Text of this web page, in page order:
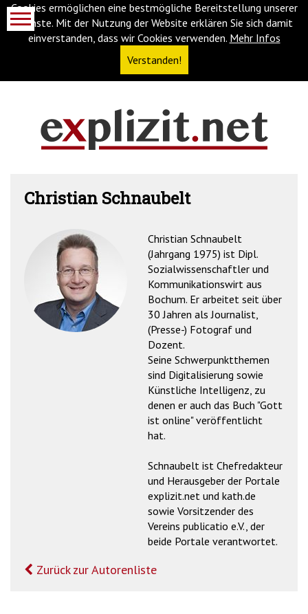
Cookies ermöglichen eine bestmögliche Bereitstellung unserer
Dienste. Mit der Nutzung der Website erklären Sie sich damit
einverstanden, dass wir Cookies verwenden. Mehr Infos
Verstanden!
Zur
(Accesskey
Christian Schnaubelt
Christian Schnaubelt
(Jahrgang 1975) ist Dipl.
Sozialwissenschaftler und
Kommunikationswirt aus
Bochum. Er arbeitet seit über
30 Jahren als Journalist,
(Presse-) Fotograf und
Dozent.
Seine Schwerpunktthemen
sind Digitalisierung sowie
Künstliche Intelligenz, zu
denen er auch das Buch "Gott
ist online" veröffentlicht
hat.
Schnaubelt ist Chefredakteur
und Herausgeber der Portale
explizit.net und kath.de
sowie Vorsitzender des
Vereins publicatio e.V., der
beide Portale verantwortet.
Zurück zur Autorenliste